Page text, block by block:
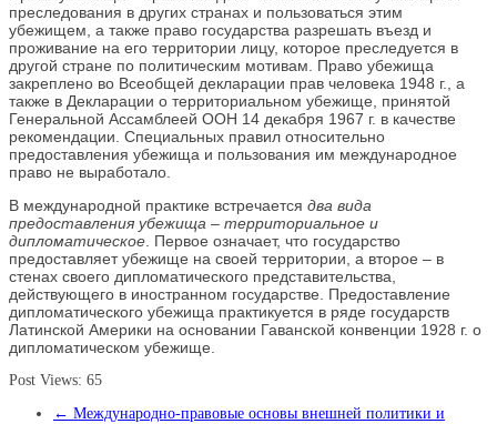
преследования в других странах и пользоваться этим
убежищем, а также право государства разрешать въезд и
проживание на его территории лицу, которое преследуется в
другой стране по политическим мотивам. Право убежища
закреплено во Всеобщей декларации прав человека 1948 г., а
также в Декларации о территориальном убежище, принятой
Генеральной Ассамблеей ООН 14 декабря 1967 г. в качестве
рекомендации. Специальных правил относительно
предоставления убежища и пользования им международное
право не выработало.
В международной практике встречается два вида
предоставления убежища – территориальное и
дипломатическое . Первое означает, что государство
предоставляет убежище на своей территории, а второе – в
стенах своего дипломатического представительства,
действующего в иностранном государстве. Предоставление
дипломатического убежища практикуется в ряде государств
Латинской Америки на основании Гаванской конвенции 1928 г. о
дипломатическом убежище.
Post Views: 65
← Международно-правовые основы внешней политики и